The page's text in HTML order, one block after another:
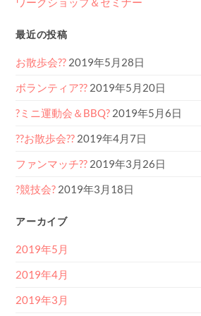
最近の投稿
お散歩会?? 2019年5月28日
ボランティア?? 2019年5月20日
?ミニ運動会＆BBQ? 2019年5月6日
??お散歩会?? 2019年4月7日
ファンマッチ?? 2019年3月26日
?競技会? 2019年3月18日
アーカイブ
2019年5月
2019年4月
2019年3月